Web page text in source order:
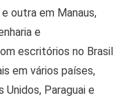
outra em Manaus,
e
escritórios no Brasil
em vários países,
Unidos, Paraguai e